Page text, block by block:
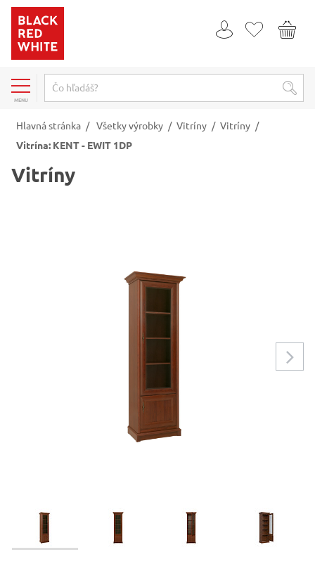
MENU
Hlavná stránka / Všetky výrobky / Vitríny / Vitríny /
Vitrína: KENT - EWIT 1DP
Vitríny